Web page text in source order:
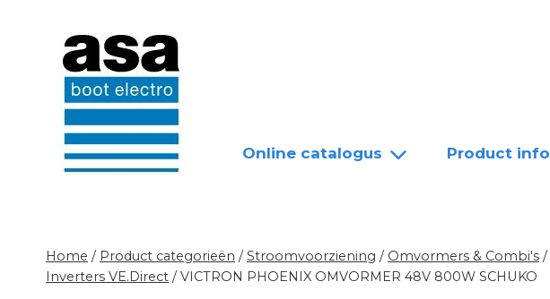
Online catalogus Product info
Home / Product categorieën / Stroomvoorziening / Omvormers & Combi's /
Inverters VE.Direct / VICTRON PHOENIX OMVORMER 48V 800W SCHUKO